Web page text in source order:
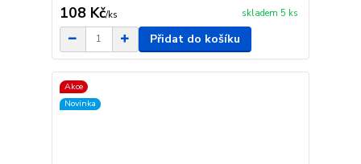
108 Kč/ks skladem 5 ks
Přidat do košíku
Akce
Novinka